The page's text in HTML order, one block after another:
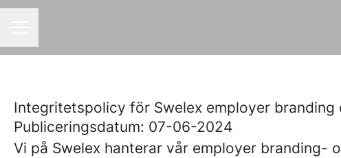
Integritetspolicy för Swelex employer branding
Publiceringsdatum: 07-06-2024
Vi på Swelex hanterar vår employer branding-